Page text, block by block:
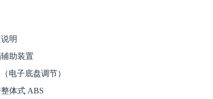
明
助装置
电子底盘调节）
体式 ABS